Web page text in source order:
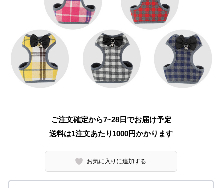
ご注文確定から7~28日でお届け予定
送料は1注文あたり 1000円かかります
お気に入りに追加する